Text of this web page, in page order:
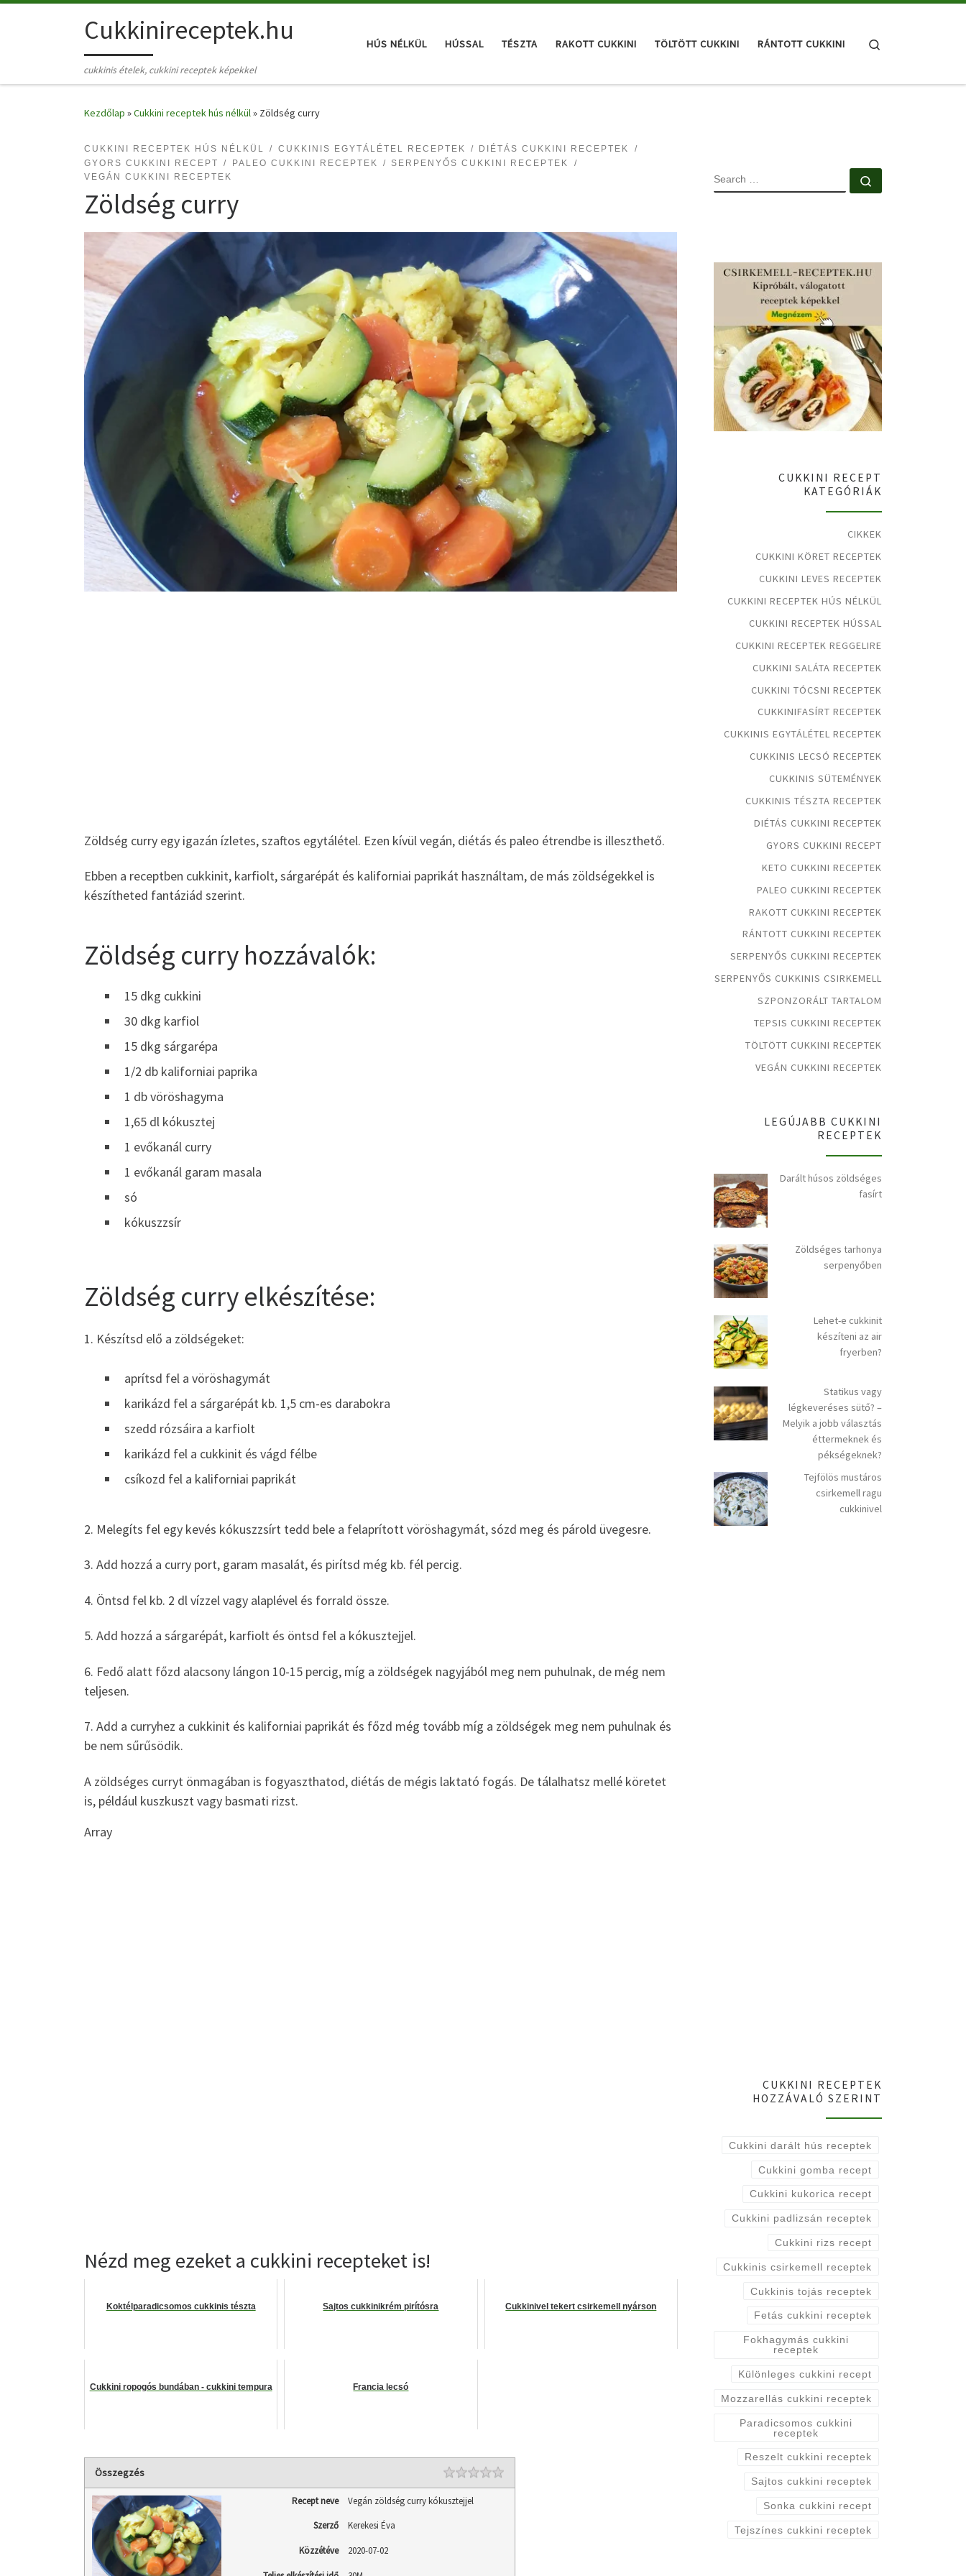
Skip to contentCukkinireceptek.hu
cukkinis ételek, cukkini receptek képekkel
HÚS NÉLKÜL HÚSSAL TÉSZTA RAKOTT CUKKINI TÖLTÖTT CUKKINI RÁNTOTT CUKKINI
Kezdőlap »Cukkini receptek hús nélkül» Zöldség curry
CUKKINI RECEPTEK HÚS NÉLKÜL CUKKINIS EGYTÁLÉTEL RECEPTEK
DIÉTÁS CUKKINI RECEPTEK
GYORS CUKKINI RECEPT
PALEO CUKKINI RECEPTEK
SERPENYŐS CUKKINI RECEPTEK
VEGÁN CUKKINI RECEPTEK
Zöldség curry
Zöldség curry egy igazán ízletes, szaftos egytálétel. Ezen kívül vegán, diétás és paleo étrendbe is illeszthető.
Ebben a receptben cukkinit, karfiolt, sárgarépát és kaliforniai paprikát használtam, de más zöldségekkel is
készítheted fantáziád szerint.
Zöldség curry hozzávalók:
15 dkg cukkini
30 dkg karfiol
15 dkg sárgarépa
1/2 db kaliforniai paprika
1 db vöröshagyma
1,65 dl kókusztej
1 evőkanál curry
1 evőkanál garam masala
só
kókuszzsír
Zöldség curry elkészítése:
1. Készítsd elő a zöldségeket:
aprítsd fel a vöröshagymát
karikázd fel a sárgarépát kb. 1,5 cm-es darabokra
szedd rózsáira a karfiolt
karikázd fel a cukkinit és vágd félbe
csíkozd fel a kaliforniai paprikát
2. Melegíts fel egy kevés kókuszzsírt tedd bele a felaprított vöröshagymát, sózd meg és párold üvegesre.
3. Add hozzá a curry port, garam masalát, és pirítsd még kb. fél percig.
4. Öntsd fel kb. 2 dl vízzel vagy alaplével és forrald össze.
5. Add hozzá a sárgarépát, karfiolt és öntsd fel a kókusztejjel.
6. Fedő alatt főzd alacsony lángon 10-15 percig, míg a zöldségek nagyjából meg nem puhulnak, de még nem
teljesen.
7. Add a curryhez a cukkinit és kaliforniai paprikát és főzd még tovább míg a zöldségek meg nem puhulnak és
be nem sűrűsödik.
A zöldséges curryt önmagában is fogyaszthatod, diétás de mégis laktató fogás. De tálalhatsz mellé köretet
is, például kuszkuszt vagy basmati rizst.
Array
Nézd meg ezeket a cukkini recepteket is!
Koktélparadicsomos cukkinis tészta Sajtos cukkinikrém pirítósra Cukkinivel tekert csirkemell nyárson
Cukkini ropogós bundában - cukkini tempura Francia lecsó
Összegzés Rating
Recept neve Vegán zöldség curry kókusztejjel
Szerző Kerekesi Éva
Közzétéve 2020-07-02
SEARCH
CUKKINI RECEPT
KATEGÓRIÁK
CIKKEK
CUKKINI KÖRET RECEPTEK
CUKKINI LEVES RECEPTEK
CUKKINI RECEPTEK HÚS NÉLKÜL
CUKKINI RECEPTEK HÚSSAL
CUKKINI RECEPTEK REGGELIRE
CUKKINI SALÁTA RECEPTEK
CUKKINI TÓCSNI RECEPTEK
CUKKINIFASÍRT RECEPTEK
CUKKINIS EGYTÁLÉTEL RECEPTEK
CUKKINIS LECSÓ RECEPTEK
CUKKINIS SÜTEMÉNYEK
CUKKINIS TÉSZTA RECEPTEK
DIÉTÁS CUKKINI RECEPTEK
GYORS CUKKINI RECEPT
KETO CUKKINI RECEPTEK
PALEO CUKKINI RECEPTEK
RAKOTT CUKKINI RECEPTEK
RÁNTOTT CUKKINI RECEPTEK
SERPENYŐS CUKKINI RECEPTEK
SERPENYŐS CUKKINIS CSIRKEMELL
SZPONZORÁLT TARTALOM
TEPSIS CUKKINI RECEPTEK
TÖLTÖTT CUKKINI RECEPTEK
VEGÁN CUKKINI RECEPTEK
LEGÚJABB CUKKINI
RECEPTEK
Darált húsos zöldséges
fasírt
Zöldséges tarhonya
serpenyőben
Lehet-e cukkinit
készíteni az air
fryerben?
Statikus vagy
légkeveréses sütő? –
Melyik a jobb választás
éttermeknek és
pékségeknek?
Tejfölös mustáros
csirkemell ragu
cukkinivel
CUKKINI RECEPTEK
HOZZÁVALÓ SZERINT
Cukkini darált hús receptek
Cukkini gomba recept
Cukkini kukorica recept
Cukkini padlizsán receptek
Cukkini rizs recept
Cukkinis csirkemell receptek
Cukkinis tojás receptek
Fetás cukkini receptek
Fokhagymás cukkini
receptek
Különleges cukkini recept
Mozzarellás cukkini receptek
Paradicsomos cukkini
receptek
Reszelt cukkini receptek
Sajtos cukkini receptek
Sonka cukkini recept
Tejszínes cukkini receptek